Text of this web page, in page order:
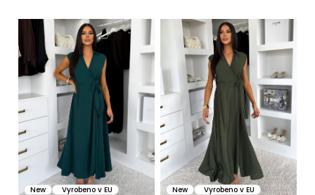
ů
New Vyrobeno v EU New Vyrobeno v EU